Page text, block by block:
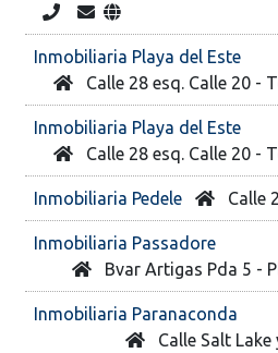
Inmobiliaria Playa del Este
Calle 28 esq. Calle 20 -
Inmobiliaria Playa del Este
Calle 28 esq. Calle 20 -
Inmobiliaria Pedele Calle
Inmobiliaria Passadore
Bvar Artigas Pda 5 -
Inmobiliaria Paranaconda
Calle Salt